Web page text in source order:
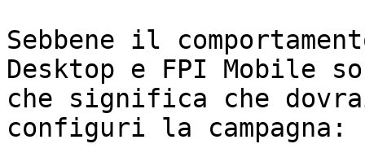
Sebbene il
Desktop e FPI Mobile
che significa che
configuri la campagna: